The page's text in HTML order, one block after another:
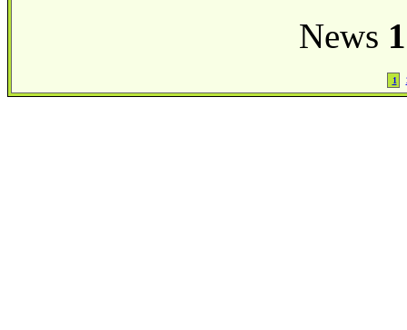
News
1